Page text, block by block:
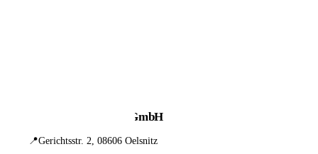
Hörgeräte-Akustik GmbH
📍Gerichtsstr. 2, 08606 Oelsnitz